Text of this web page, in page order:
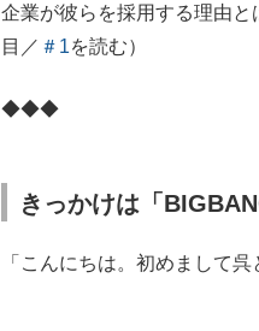
企業が彼らを採用する理由
目／ ＃1を読む）
◆◆◆
きっかけは「
「こんにちは。初めまして